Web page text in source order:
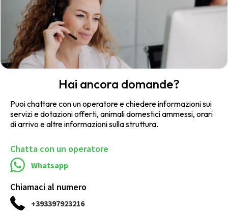
Hai ancora domande?
Puoi chattare con un operatore e chiedere informazioni sui
servizi e dotazioni offerti, animali domestici ammessi, orari
di arrivo e altre informazioni sulla struttura.
Chatta con un operatore
Whatsapp
Chiamaci al numero
+393397923216